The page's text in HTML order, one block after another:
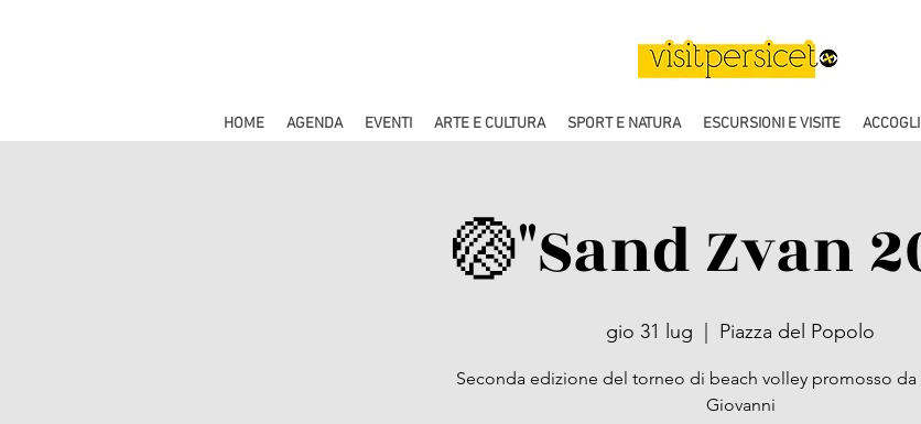
HOME AGENDA EVENTI ARTE E CULTURA SPORT E NATURA ESCURSIONI E VISITE
🏐"Sand Zvan
gio 31 lug Piazza del Popolo
Seconda edizione del torneo di beach volley promosso da
Giovanni